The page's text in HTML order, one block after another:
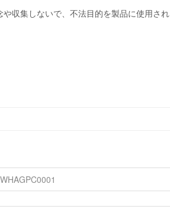
収集しないで、不法目的を製品に使用され